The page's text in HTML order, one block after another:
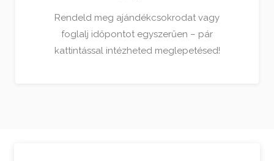
Rendeld meg ajándékcsokrodat vagy
foglalj időpontot egyszerűen – pár
kattintással intézheted meglepetésed!